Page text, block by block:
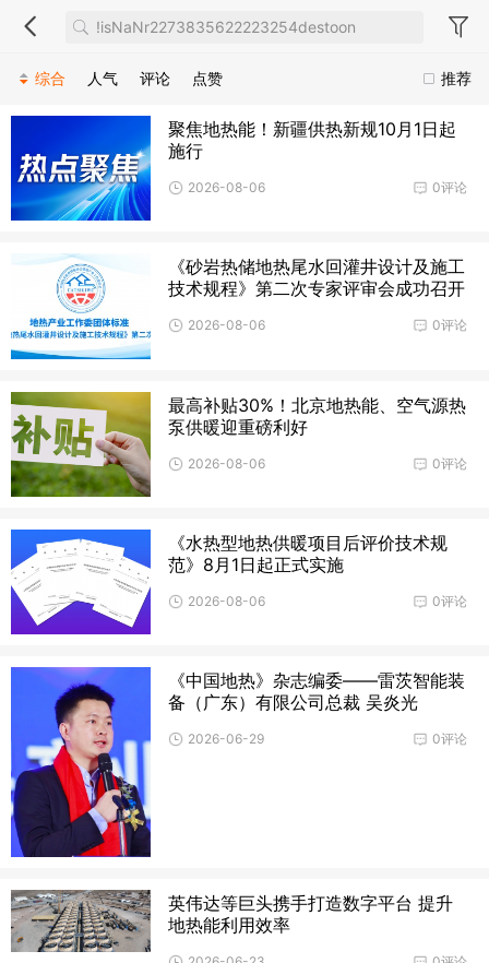
推荐
综合 人气 评论 点赞
聚焦地热能！新疆供热新规10月1日起
施行
0评论
2026-08-06
《砂岩热储地热尾水回灌井设计及施工
技术规程》第二次专家评审会成功召开
0评论
2026-08-06
最高补贴30%！北京地热能、空气源热
泵供暖迎重磅利好
0评论
2026-08-06
《水热型地热供暖项目后评价技术规
范》8月1日起正式实施
0评论
2026-08-06
《中国地热》杂志编委——雷茨智能装
备（广东）有限公司总裁 吴炎光
0评论
2026-06-29
英伟达等巨头携手打造数字平台 提升
地热能利用效率